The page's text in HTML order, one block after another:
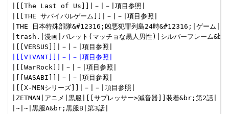
|[[The Last of Us]]|－|－|項目参照|
|[[THE サバイバルゲーム]]|－|－|項目参照|
|THE 日本特殊部隊&#12316;凶悪犯罪列島24時&#12316;|ゲーム
|trash.|漫画|バレット(マッチョな黒人男性)|シルバーフレーム
|[[VIVANT]]|－|－|項目参照|